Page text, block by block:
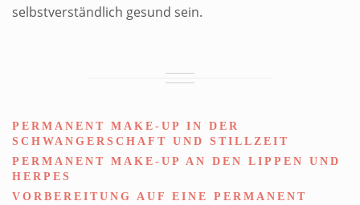
selbstverständlich gesund sein.
PERMANENT MAKE-UP IN DER
SCHWANGERSCHAFT UND STILLZEIT
PERMANENT MAKE-UP AN DEN LIPPEN UND
HERPES
VORBEREITUNG AUF EINE PERMANENT